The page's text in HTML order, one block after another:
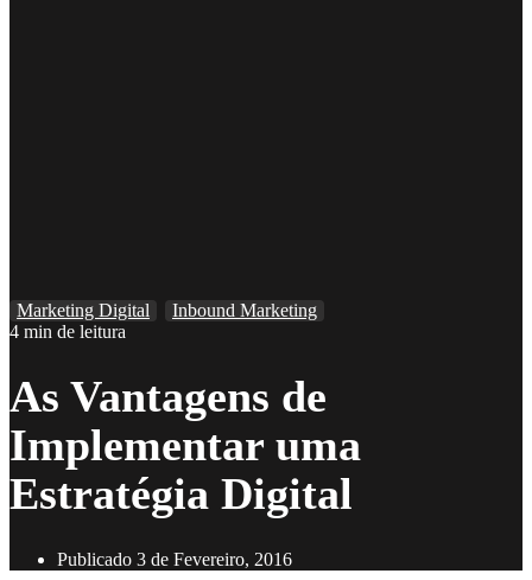
Marketing Digital
Inbound Marketing
4 min de leitura
As Vantagens de
Implementar uma
Estratégia Digital
Publicado 3 de Fevereiro, 2016